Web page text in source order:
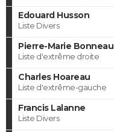
Edouard Husson
Liste Divers
Pierre-Marie Bonneau
Liste d'extrême droite
Charles Hoareau
Liste d'extrême-gauche
Francis Lalanne
Liste Divers